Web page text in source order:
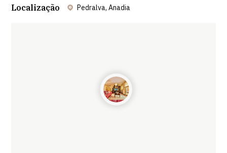
Localização Pedralva, Anadia